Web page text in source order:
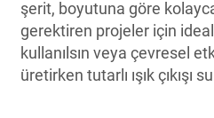
şerit, boyutuna göre
gerektiren projeler için ideal
kullanılsın veya çevresel
üretirken tutarlı ışık çıkışı